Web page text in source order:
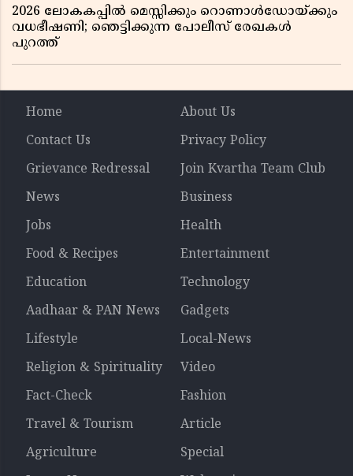
2026 ലോകകപ്പിൽ മെസ്സിക്കും റൊണാൾഡോയ്ക്കും
വധഭീഷണി; ഞെട്ടിക്കുന്ന പോലീസ് രേഖകൾ
പുറത്ത്
Home
About Us
Contact Us
Privacy Policy
Grievance Redressal
Join Kvartha Team Club
News
Business
Jobs
Health
Food & Recipes
Entertainment
Education
Technology
Aadhaar & PAN News
Gadgets
Lifestyle
Local-News
Religion & Spirituality
Video
Fact-Check
Fashion
Travel & Tourism
Article
Agriculture
Special